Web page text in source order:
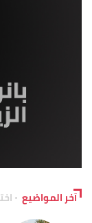
آخر المواضيع